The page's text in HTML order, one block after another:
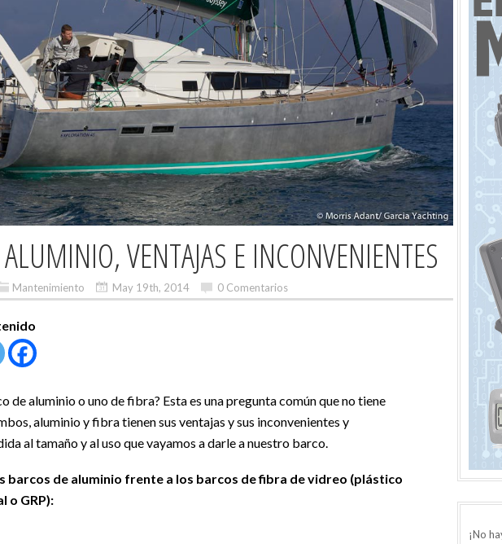
VENTAJAS E INCONVENIENTES
Mantenimiento May 19th, 2014 0 Comentarios
de aluminio o uno de fibra? Esta es una pregunta común que no tiene
aluminio y fibra tienen sus ventajas y sus inconvenientes y
al tamaño y al uso que vayamos a darle a nuestro barco.
barcos de aluminio frente a los barcos de fibra de vidreo (plástico
o GRP):
¡No